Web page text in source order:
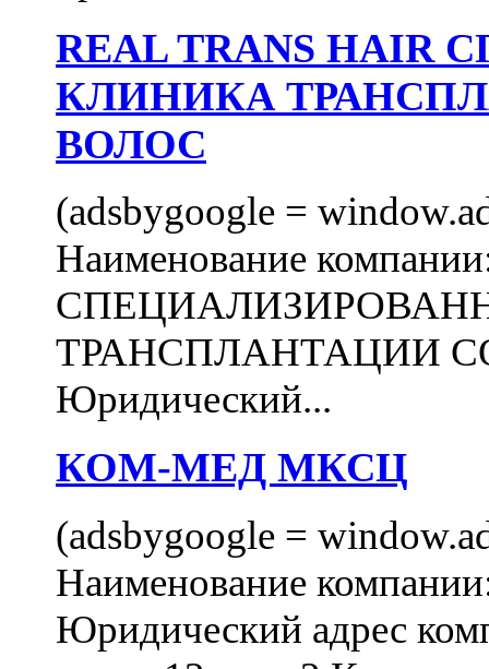
REAL TRANS
КЛИНИКА
ВОЛОС
(adsbygoogle =
Наименование
ТРАНСПЛАНТАЦИИ
Юридический...
КОМ-МЕД МКСЦ
(adsbygoogle =
Наименование
Юридический адрес